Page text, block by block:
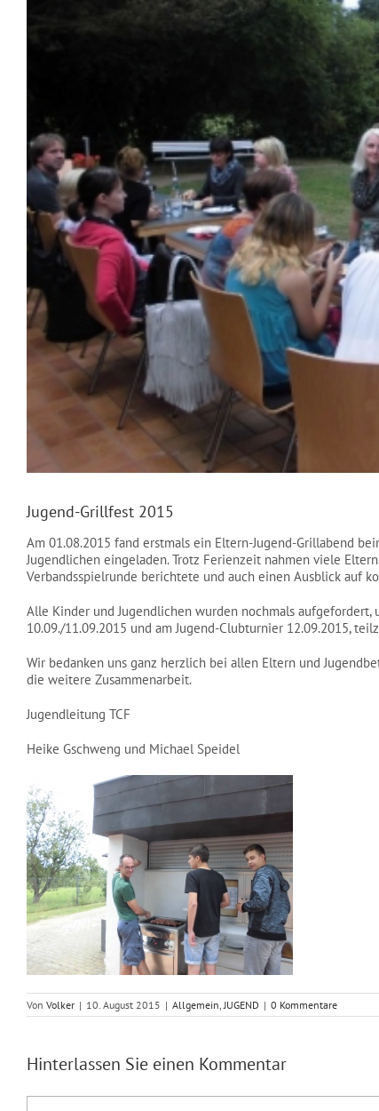
Jugend-Grillfest 2015
Am 01.08.2015 fand erstmals ein Eltern-Jugend-Grillabend
Jugendlichen eingeladen. Trotz Ferienzeit nahmen viele
Verbandsspielrunde berichtete und auch einen Ausblick auf
Alle Kinder und Jugendlichen wurden nochmals
10.09./11.09.2015 und am Jugend-Clubturnier 12.09.2015,
Wir bedanken uns ganz herzlich bei allen Eltern und
die weitere Zusammenarbeit.
Jugendleitung TCF
Heike Gschweng und Michael Speidel
Von Volker | 10. August 2015 | Allgemein JUGEND | 0 Kommentare
Hinterlassen Sie einen Kommentar